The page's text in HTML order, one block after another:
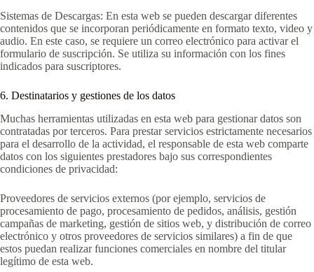
Sistemas de Descargas: En esta web se pueden descargar diferentes
contenidos que se incorporan periódicamente en formato texto, video y
audio. En este caso, se requiere un correo electrónico para activar el
formulario de suscripción. Se utiliza su información con los fines
indicados para suscriptores.
6. Destinatarios y gestiones de los datos
Muchas herramientas utilizadas en esta web para gestionar datos son
contratadas por terceros. Para prestar servicios estrictamente necesarios
para el desarrollo de la actividad, el responsable de esta web comparte
datos con los siguientes prestadores bajo sus correspondientes
condiciones de privacidad:
Proveedores de servicios externos (por ejemplo, servicios de
procesamiento de pago, procesamiento de pedidos, análisis, gestión
campañas de marketing, gestión de sitios web, y distribución de correo
electrónico y otros proveedores de servicios similares) a fin de que
estos puedan realizar funciones comerciales en nombre del titular
legítimo de esta web.